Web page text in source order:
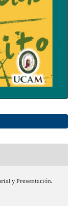
y Presentación.